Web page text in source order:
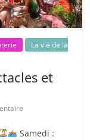
La vie de la
et
Samedi :